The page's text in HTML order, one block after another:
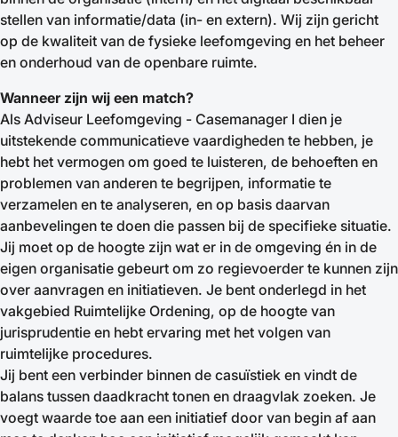
stellen van informatie/data (in- en extern). Wij zijn gericht
op de kwaliteit van de fysieke leefomgeving en het beheer
en onderhoud van de openbare ruimte.
Wanneer zijn wij een match?
Als Adviseur Leefomgeving - Casemanager I dien je
uitstekende communicatieve vaardigheden te hebben, je
hebt het vermogen om goed te luisteren, de behoeften en
problemen van anderen te begrijpen, informatie te
verzamelen en te analyseren, en op basis daarvan
aanbevelingen te doen die passen bij de specifieke situatie.
Jij moet op de hoogte zijn wat er in de omgeving én in de
eigen organisatie gebeurt om zo regievoerder te kunnen zijn
over aanvragen en initiatieven. Je bent onderlegd in het
vakgebied Ruimtelijke Ordening, op de hoogte van
jurisprudentie en hebt ervaring met het volgen van
ruimtelijke procedures.
Jij bent een verbinder binnen de casuïstiek en vindt de
balans tussen daadkracht tonen en draagvlak zoeken. Je
voegt waarde toe aan een initiatief door van begin af aan